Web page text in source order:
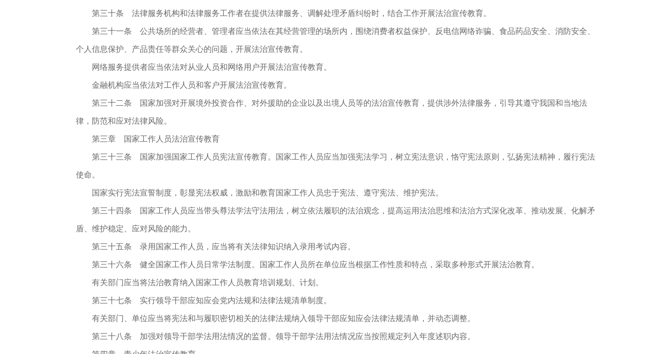
第三十条 法律服务机构和法律服务工作者在提供法律服务、调解处理矛盾纠纷时，结合工作开展法治宣传教育。
第三十一条 公共场所的经营者、管理者应当依法在其经营管理的场所内，围绕消费者权益保护、反电信网络诈骗、食品药品安全、消防安全、
个人信息保护、产品责任等群众关心的问题，开展法治宣传教育。
网络服务提供者应当依法对从业人员和网络用户开展法治宣传教育。
金融机构应当依法对工作人员和客户开展法治宣传教育。
第三十二条 国家加强对开展境外投资合作、对外援助的企业以及出境人员等的法治宣传教育，提供涉外法律服务，引导其遵守我国和当地法
律，防范和应对法律风险。
第三章 国家工作人员法治宣传教育
第三十三条 国家加强国家工作人员宪法宣传教育。国家工作人员应当加强宪法学习，树立宪法意识，恪守宪法原则，弘扬宪法精神，履行宪法
使命。
国家实行宪法宣誓制度，彰显宪法权威，激励和教育国家工作人员忠于宪法、遵守宪法、维护宪法。
第三十四条 国家工作人员应当带头尊法学法守法用法，树立依法履职的法治观念，提高运用法治思维和法治方式深化改革、推动发展、化解矛
盾、维护稳定、应对风险的能力。
第三十五条 录用国家工作人员，应当将有关法律知识纳入录用考试内容。
第三十六条 健全国家工作人员日常学法制度。国家工作人员所在单位应当根据工作性质和特点，采取多种形式开展法治教育。
有关部门应当将法治教育纳入国家工作人员教育培训规划、计划。
第三十七条 实行领导干部应知应会党内法规和法律法规清单制度。
有关部门、单位应当将宪法和与履职密切相关的法律法规纳入领导干部应知应会法律法规清单，并动态调整。
第三十八条 加强对领导干部学法用法情况的监督。领导干部学法用法情况应当按照规定列入年度述职内容。